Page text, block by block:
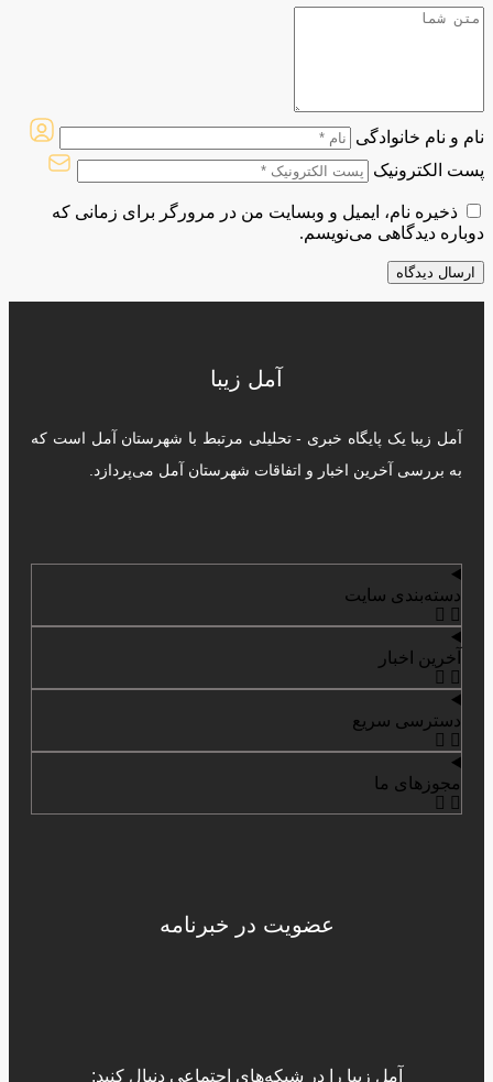
نام و نام خانوادگی
پست الکترونیک
ذخیره نام، ایمیل و وبسایت من در مرورگر برای زمانی که
دوباره دیدگاهی می‌نویسم.
آمل زیبا
آمل زیبا یک پایگاه خبری - تحلیلی مرتبط با شهرستان آمل است که
به بررسی آخرین اخبار و اتفاقات شهرستان آمل می‌پردازد.
دسته‌بندی سایت
آخرین اخبار
دسترسی سریع
مجوزهای ما
عضویت در خبرنامه
آمل زیبا را در شبکه‌های اجتماعی دنبال کنید: